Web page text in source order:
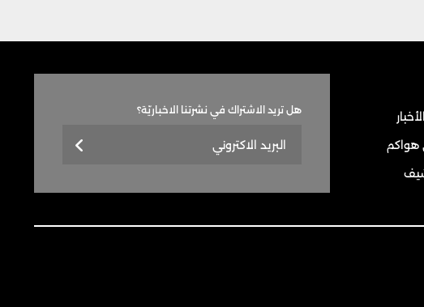
هواكم
هل تريد الاشتراك في نشرتنا الاخباريّة؟